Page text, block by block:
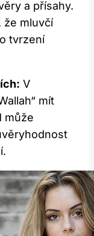
a přísahy.
že mluvčí
tvrzení
V
mít
může